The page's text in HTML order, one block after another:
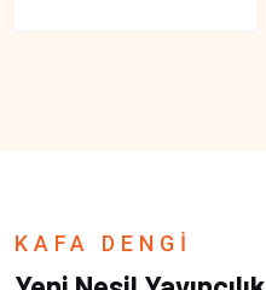
KAFA DENGİ